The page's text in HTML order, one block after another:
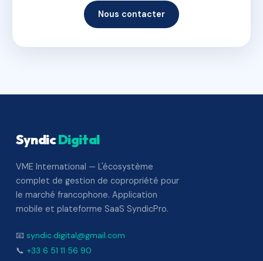
Nous contacter
SyndicDigital
VME International — L'écosystème
complet de gestion de copropriété pour
le marché francophone. Application
mobile et plateforme SaaS SyndicPro.
📧 syndic.digital@gmail.com
📞 +33 6 51 11 56 90